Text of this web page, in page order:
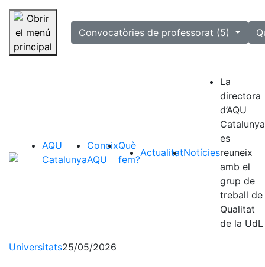
Saltar la navegació
selectedConvocatòries de professorat (5)
AQU
Catalunya
Coneix
AQU
Què
fem?
ActualitatNotícies
La
directora
d’AQU
Catalunya
es
reuneix
amb el
grup de
treball de
Qualitat
de la UdL
Universitats25/05/2026